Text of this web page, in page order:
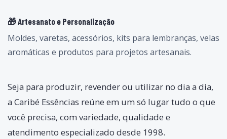
🎁 Artesanato e Personalização
Moldes, varetas, acessórios, kits para lembranças, velas
aromáticas e produtos para projetos artesanais.
Seja para produzir, revender ou utilizar no dia a dia,
a Caribé Essências reúne em um só lugar tudo o que
você precisa, com variedade, qualidade e
atendimento especializado desde 1998.